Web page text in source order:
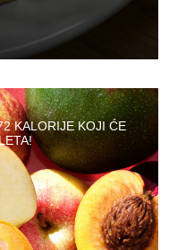
KALORIJE KOJI ĆE